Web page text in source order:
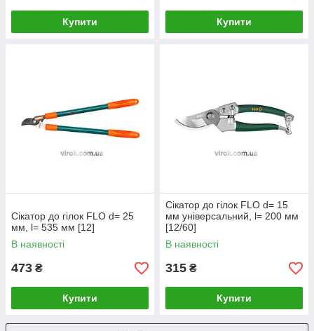
Купити Купити
Сікатор до гілок FLO d= 25
мм, l= 535 мм [12]
В наявності
473 ₴
Купити
Сікатор до гілок FLO d= 15
мм універсальний, l= 200 мм
[12/60]
В наявності
315 ₴
Купити